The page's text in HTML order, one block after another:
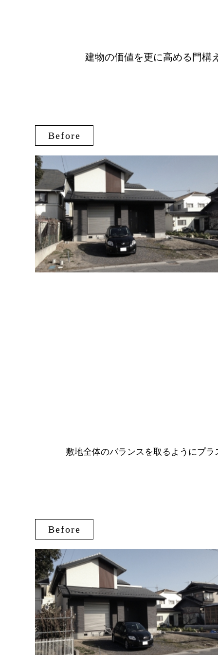
建物の価値を更に高める門構
Before
敷地全体のバランスを取るようにプ
Before